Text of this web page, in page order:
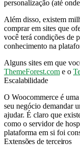
personalização (até
Além disso, existem
comprar em sites que
você terá condições de
conhecimento na
Alguns sites em que
ThemeForest.com e o
Escalabilidade
O Woocommerce é
seu negócio demandar
ajudar. É claro que
como o servidor de
plataforma em si foi
Extensões de terceiros